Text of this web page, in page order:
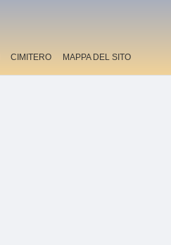
CIMITERO MAPPA DEL SITO